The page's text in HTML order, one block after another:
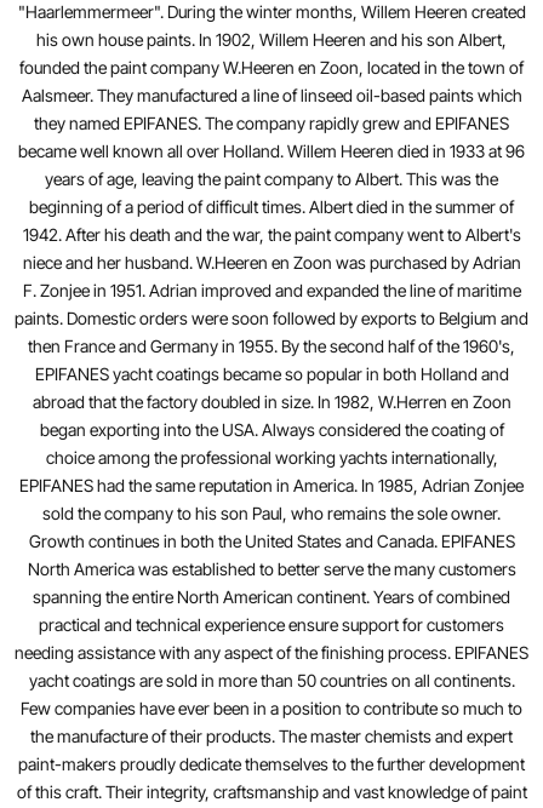
"Haarlemmermeer". During the winter months, Willem Heeren created
his own house paints. In 1902, Willem Heeren and his son Albert,
founded the paint company W.Heeren en Zoon, located in the town of
Aalsmeer. They manufactured a line of linseed oil-based paints which
they named EPIFANES. The company rapidly grew and EPIFANES
became well known all over Holland. Willem Heeren died in 1933 at 96
years of age, leaving the paint company to Albert. This was the
beginning of a period of difficult times. Albert died in the summer of
1942. After his death and the war, the paint company went to Albert's
niece and her husband. W.Heeren en Zoon was purchased by Adrian
F. Zonjee in 1951. Adrian improved and expanded the line of maritime
paints. Domestic orders were soon followed by exports to Belgium and
then France and Germany in 1955. By the second half of the 1960's,
EPIFANES yacht coatings became so popular in both Holland and
abroad that the factory doubled in size. In 1982, W.Herren en Zoon
began exporting into the USA. Always considered the coating of
choice among the professional working yachts internationally,
EPIFANES had the same reputation in America. In 1985, Adrian Zonjee
sold the company to his son Paul, who remains the sole owner.
Growth continues in both the United States and Canada. EPIFANES
North America was established to better serve the many customers
spanning the entire North American continent. Years of combined
practical and technical experience ensure support for customers
needing assistance with any aspect of the finishing process. EPIFANES
yacht coatings are sold in more than 50 countries on all continents.
Few companies have ever been in a position to contribute so much to
the manufacture of their products. The master chemists and expert
paint-makers proudly dedicate themselves to the further development
of this craft. Their integrity, craftsmanship and vast knowledge of paint